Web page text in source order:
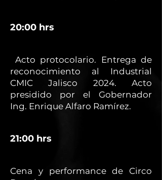
20:00 hrs
Acto protocolario. Entrega de
reconocimiento al Industrial
CMIC Jalisco 2024. Acto
presidido por el Gobernador
Ing. Enrique Alfaro Ramírez.
21:00 hrs
Cena y performance de Circo